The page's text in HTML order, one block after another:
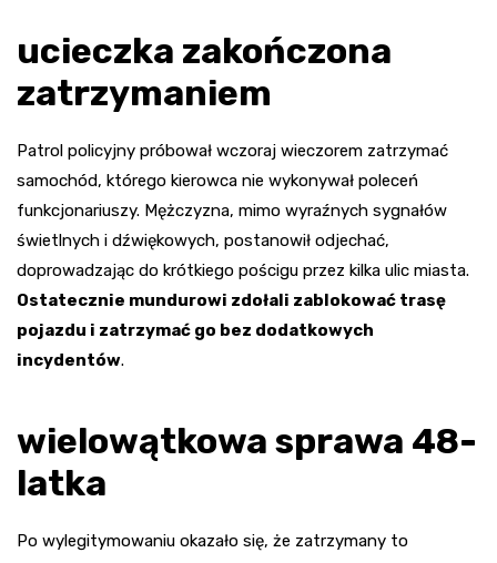
ucieczka zakończona
zatrzymaniem
Patrol policyjny próbował wczoraj wieczorem zatrzymać
samochód, którego kierowca nie wykonywał poleceń
funkcjonariuszy. Mężczyzna, mimo wyraźnych sygnałów
świetlnych i dźwiękowych, postanowił odjechać,
doprowadzając do krótkiego pościgu przez kilka ulic miasta.
Ostatecznie mundurowi zdołali zablokować trasę
pojazdu i zatrzymać go bez dodatkowych
incydentów.
wielowątkowa sprawa 48-
latka
Po wylegitymowaniu okazało się, że zatrzymany to